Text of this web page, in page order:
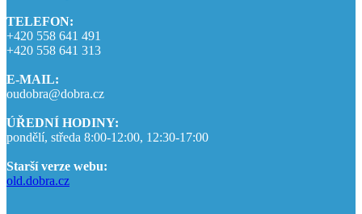
TELEFON:
+420 558 641 491
+420 558 641 313
E-MAIL:
oudobra@dobra.cz
ÚŘEDNÍ HODINY:
pondělí, středa 8:00-12:00, 12:30-17:00
Starší verze webu:
old.dobra.cz